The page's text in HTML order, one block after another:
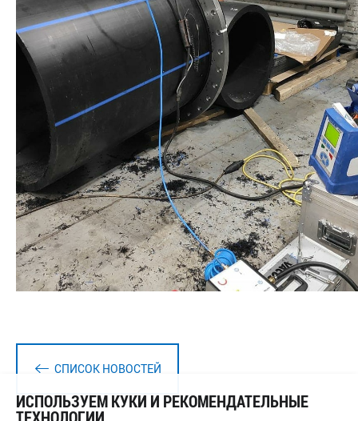
СПИСОК НОВОСТЕЙ
ИСПОЛЬЗУЕМ КУКИ И РЕКОМЕНДАТЕЛЬНЫЕ